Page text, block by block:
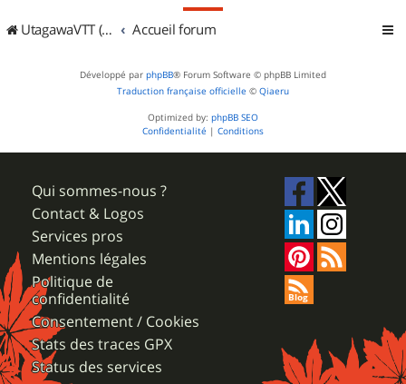
UtagawaVTT (Randos VTT et VTTAE avec traces GPS) Accueil forum
Développé par phpBB® Forum Software © phpBB Limited
Traduction française officielle © Qiaeru
Optimized by: phpBB SEO
Confidentialité | Conditions
Qui sommes-nous ?
Contact & Logos
Services pros
Mentions légales
Politique de
confidentialité
Consentement / Cookies
Stats des traces GPX
Status des services